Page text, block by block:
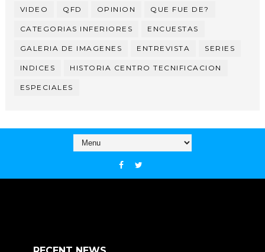
VIDEO QFD OPINION QUE FUE DE?
CATEGORIAS INFERIORES ENCUESTAS
GALERIA DE IMAGENES ENTREVISTA SERIES
INDICES HISTORIA CENTRO TECNIFICACION
ESPECIALES